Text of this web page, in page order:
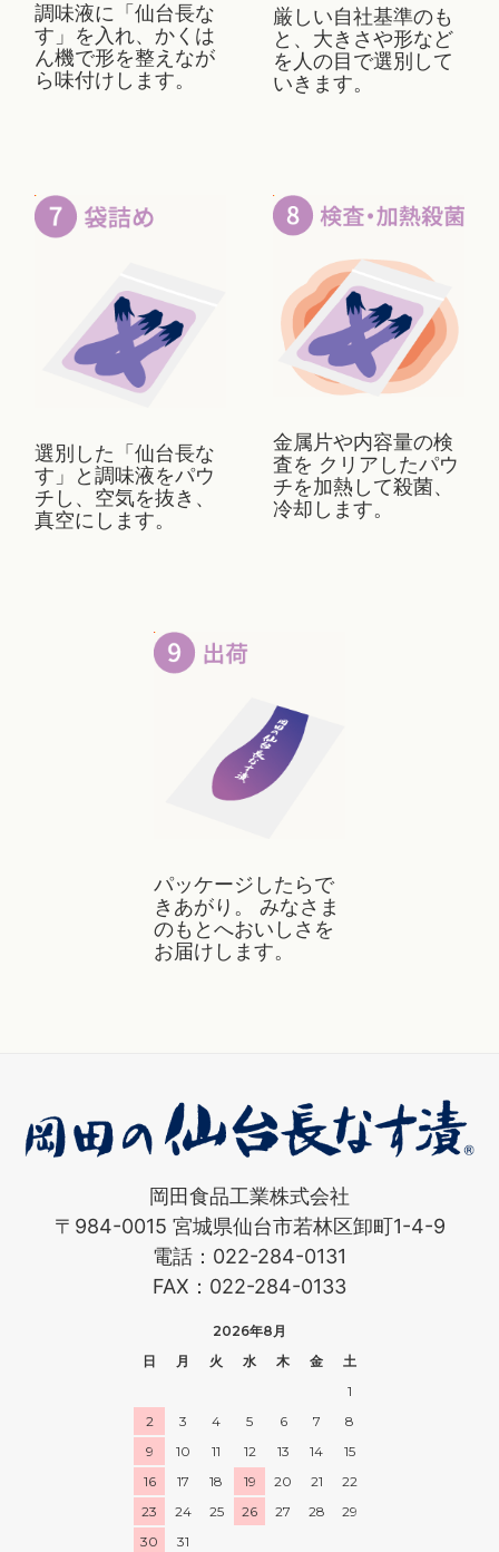
調味液に「仙台長な
す」を入れ、かくは
ん機で形を整えなが
ら味付けします。
厳しい自社基準のも
と、大きさや形など
を人の目で選別して
いきます。
選別した「仙台長な
す」と調味液をパウ
チし、空気を抜き、
真空にします。
金属片や内容量の検
査を クリアしたパウ
チを加熱して殺菌、
冷却します。
パッケージしたらで
きあがり。 みなさま
のもとへおいしさを
お届けします。
岡田食品工業株式会社
〒984-0015 宮城県仙台市若林区卸町1-4-9
電話：022-284-0131
FAX：022-284-0133
2026年8月
日
月 火 水 木 金
土
1
2
3 4 5 6 7
8
9
10 11 12 13 14
15
16
17 18 19 20 21
22
23
24 25 26 27 28
29
30
31